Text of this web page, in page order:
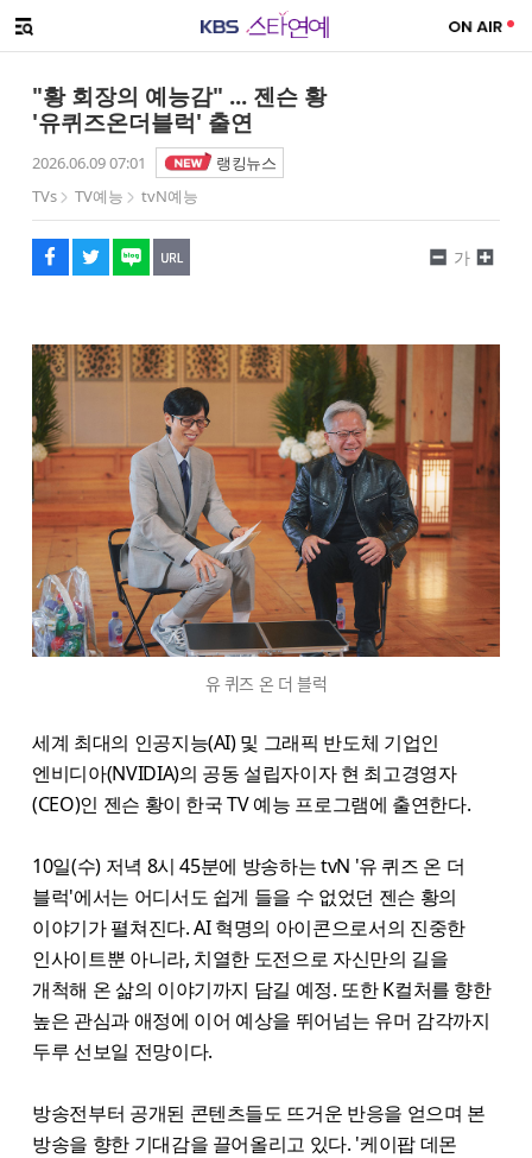
메뉴 열기
"황 회장의 예능감" ... 젠슨 황
'유퀴즈온더블럭' 출연
2026.06.09 07:01
랭킹뉴스
TVs
TV예능 tvN예능
페이스북
트위터
네이버
URL복사
글씨 작게보기
가
글씨 크게보기
유 퀴즈 온 더 블럭
세계 최대의 인공지능(AI) 및 그래픽 반도체 기업인
엔비디아(NVIDIA)의 공동 설립자이자 현 최고경영자
(CEO)인 젠슨 황이 한국 TV 예능 프로그램에 출연한다.
10일(수) 저녁 8시 45분에 방송하는 tvN '유 퀴즈 온 더
블럭'에서는 어디서도 쉽게 들을 수 없었던 젠슨 황의
이야기가 펼쳐진다. AI 혁명의 아이콘으로서의 진중한
인사이트뿐 아니라, 치열한 도전으로 자신만의 길을
개척해 온 삶의 이야기까지 담길 예정. 또한 K컬처를 향한
높은 관심과 애정에 이어 예상을 뛰어넘는 유머 감각까지
두루 선보일 전망이다.
방송전부터 공개된 콘텐츠들도 뜨거운 반응을 얻으며 본
방송을 향한 기대감을 끌어올리고 있다. '케이팝 데몬